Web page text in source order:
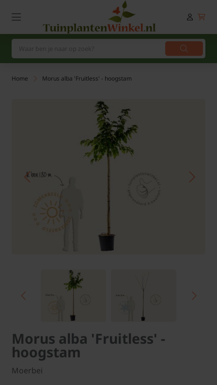
Home Morus alba 'Fruitless' - hoogstam
Morus alba 'Fruitless' -
hoogstam
Moerbei